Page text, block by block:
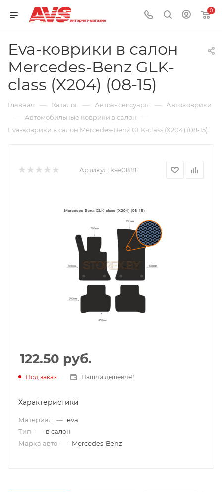
0
Eva-коврики в салон
Mercedes-Benz GLK-
class (X204) (08-15)
Главная — Каталог — Автоаксессуары — Автоковрики
— Автомобильные коврики в салон —
Eva-коврики в салон Mercedes-Benz GLK-class (X204) (08-15)
Артикул: kse0818
122.50 руб.
Под заказ Нашли дешевле?
Характеристики
Материал — eva
Тип — в салон
Марка авто — Mercedes-Benz